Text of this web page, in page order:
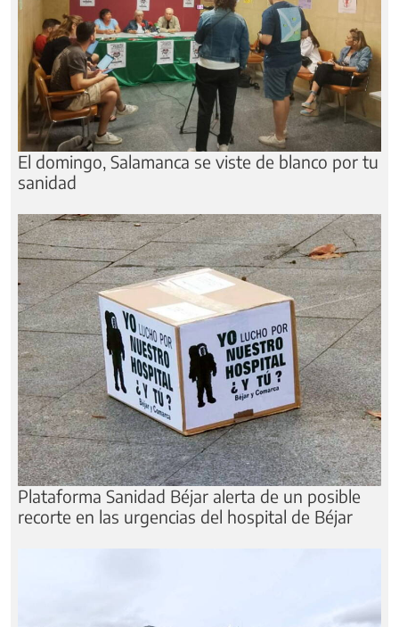
El domingo, Salamanca se viste de blanco por tu
sanidad
Plataforma Sanidad Béjar alerta de un posible
recorte en las urgencias del hospital de Béjar